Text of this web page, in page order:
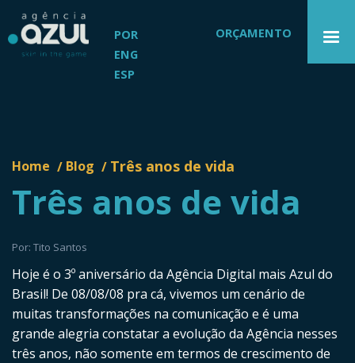
POR
ENG
ESP
ORÇAMENTO
Home / Blog / Três anos de vida
Três anos de vida
Por: Tito Santos
Hoje é o 3º aniversário da Agência Digital mais Azul do
Brasil! De 08/08/08 pra cá, vivemos um cenário de
muitas transformações na comunicação e é uma
grande alegria constatar a evolução da Agência nesses
três anos, não somente em termos de crescimento de